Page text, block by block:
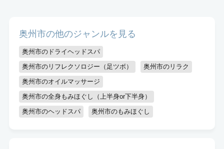
こだわり検索
当日受付OK 都度払いOK
お子様同伴可 男性可 駐車場あり
アメニティまたはコスメ充実 出張可能
キッズスペースあり 認定講師
奥州市の他のジャンルを見る
奥州市のドライヘッドスパ
奥州市のリフレクソロジー（足ツボ）
奥州市のリラク
奥州市のオイルマッサージ
奥州市の全身もみほぐし（上半身or下半身）
奥州市のヘッドスパ
奥州市のもみほぐし